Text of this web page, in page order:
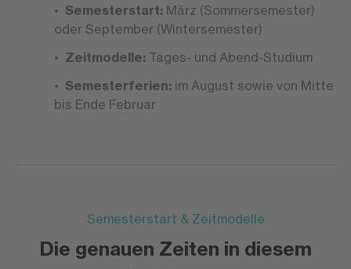
Semesterstart:März (Sommersemester)
oder September (Wintersemester)
Zeitmodelle: Tages- und Abend-Studium
Semesterferien:im August sowie von Mitte
bis Ende Februar
Semesterstart & Zeitmodelle
Die genauen Zeiten in diesem